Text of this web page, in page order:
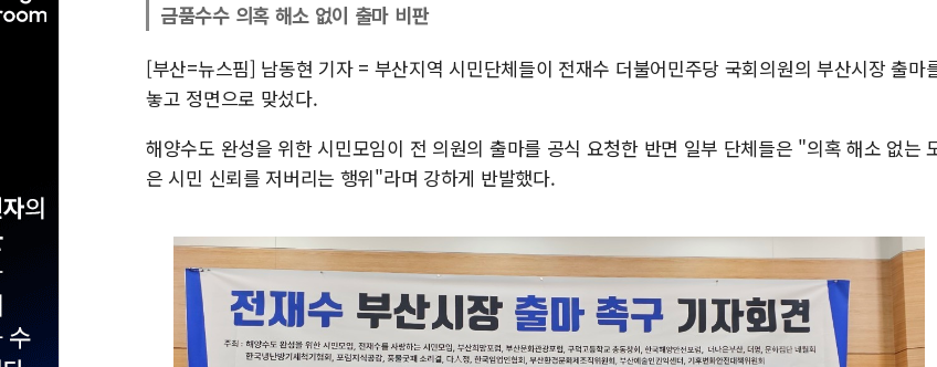
인제 용대리
동해시,
강원 중·남
청양 밭에서
금품수수 의혹 해소 없이 출마 비판
[부산=뉴스핌] 남동현 기자 = 부산지역 시민단체들이 전재수 더불어민주당 국회의원의 부산시장 출마
놓고 정면으로 맞섰다.
해양수도 완성을 위한 시민모임이 전 의원의 출마를 공식 요청한 반면 일부 단체들은 "의혹 해소 없는
은 시민 신뢰를 저버리는 행위"라며 강하게 반발했다.